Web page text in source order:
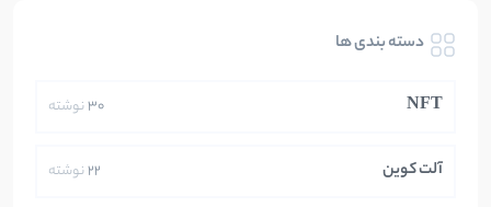
دسته بندی ها
NFT
30نوشته
آلت کوین 22نوشته